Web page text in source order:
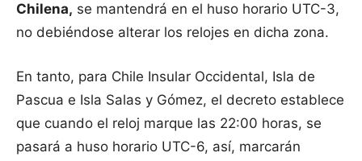
Chilena, se mantendrá en el huso horario UTC-3,
no debiéndose alterar los relojes en dicha zona.
En tanto, para Chile Insular Occidental, Isla de
Pascua e Isla Salas y Gómez, el decreto establece
que cuando el reloj marque las 22:00 horas, se
pasará a huso horario UTC-6, así, marcarán